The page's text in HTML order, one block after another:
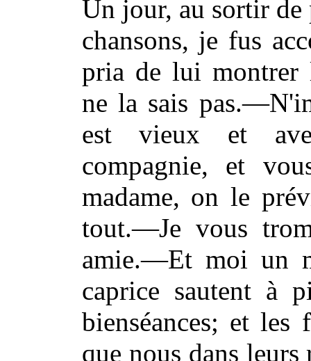
Un jour, au sortir
chansons, je fus
pria de lui montrer
ne la sais
est vieux et
compagnie, et
madame, on le
tout.—Je vous
amie.—Et moi un
caprice sautent à
bienséances; et les
que nous dans